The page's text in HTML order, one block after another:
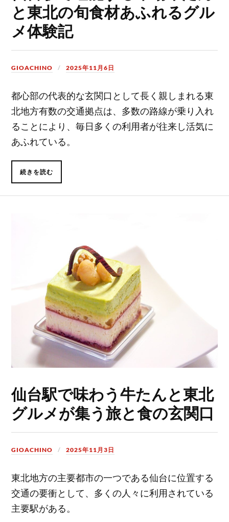
と東北の旬食材あふれるグル
メ体験記
GIOACHINO 2025年11月6日
都心部の代表的な玄関口として長く親しまれる東
北地方有数の交通拠点は、多数の路線が乗り入れ
ることにより、毎日多くの利用者が往来し活気に
あふれている。
続きを読む
仙台駅で味わう牛たんと東北
グルメが集う旅と食の玄関口
GIOACHINO 2025年11月3日
東北地方の主要都市の一つである仙台に位置する
交通の要衝として、多くの人々に利用されている
主要駅がある。